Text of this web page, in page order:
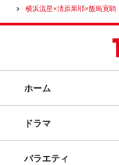
横浜流星×清原果耶×飯島寛騎
ホーム
ドラマ
バラエティ